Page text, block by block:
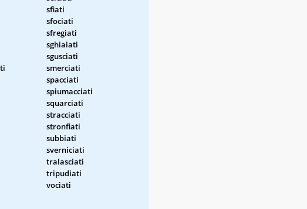
sfiati
sfociati
sfregiati
sghiaiati
sgusciati
smerciati
spacciati
spiumacciati
squarciati
stracciati
stronfiati
subbiati
sverniciati
tralasciati
tripudiati
vociati